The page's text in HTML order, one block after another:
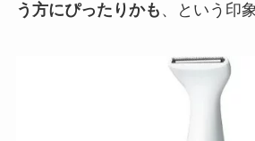
う方にぴったりかも 、という印